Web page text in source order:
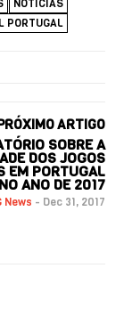
NOTÍCIAS
PORTUGAL
ARTIGO
SOBRE A
DOS JOGOS
EM PORTUGAL
NO ANO DE 2017
News - Dec 31, 2017